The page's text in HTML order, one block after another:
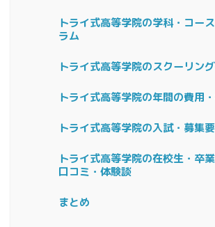
トライ式高等学院の学科・コー
ラム
トライ式高等学院のスクーリン
トライ式高等学院の年間の費用
トライ式高等学院の入試・募集
トライ式高等学院の在校生・卒
口コミ・体験談
まとめ